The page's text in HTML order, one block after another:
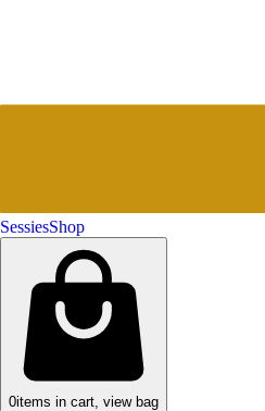
SessiesShop
0items in cart, view bag